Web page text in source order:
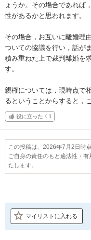
ょうか。その場合であれば
性があるかと思われます。
その場合，お互いに離婚理
ついての協議を行い，話が
積み重ねた上で裁判離婚を
す。
親権については，現時点で
るということからすると，
役に立った 1
この投稿は、2026年7月2日時
ご自身の責任のもと適法性・
たします。
マイリストに入れる